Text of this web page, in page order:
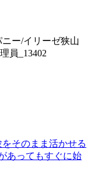
ー/イリーゼ狭山
員_13402
そのまま活かせる
あってもすぐに始